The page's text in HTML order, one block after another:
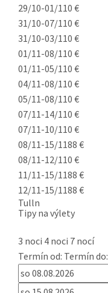
29/10-01/110 €
31/10-07/110 €
31/10-03/110 €
01/11-08/110 €
01/11-05/110 €
04/11-08/110 €
05/11-08/110 €
07/11-14/110 €
07/11-10/110 €
08/11-15/1188 €
08/11-12/110 €
11/11-15/1188 €
12/11-15/1188 €
Tulln
Tipy na výlety
3 noci 4 noci 7 nocí
Termín od: Termín do: